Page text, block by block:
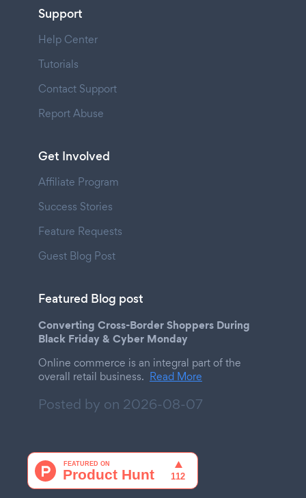
Support
Help Center
Tutorials
Contact Support
Report Abuse
Get Involved
Affiliate Program
Success Stories
Feature Requests
Guest Blog Post
Featured Blog post
Converting Cross-Border Shoppers During
Black Friday & Cyber Monday
Online commerce is an integral part of the
overall retail business. Read More
Posted by on 2026-08-07